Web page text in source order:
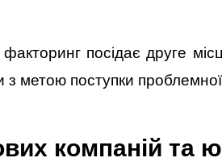
посідає друге
метою поступки
компаній та